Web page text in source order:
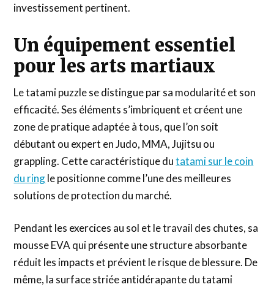
investissement pertinent.
Un équipement essentiel
pour les arts martiaux
Le tatami puzzle se distingue par sa modularité et son
efficacité. Ses éléments s’imbriquent et créent une
zone de pratique adaptée à tous, que l’on soit
débutant ou expert en Judo, MMA, Jujitsu ou
grappling. Cette caractéristique dutatami sur le coin
du ringle positionne comme l’une des meilleures
solutions de protection du marché.
Pendant les exercices au sol et le travail des chutes, sa
mousse EVA qui présente une structure absorbante
réduit les impacts et prévient le risque de blessure. De
même, la surface striée antidérapante du tatami